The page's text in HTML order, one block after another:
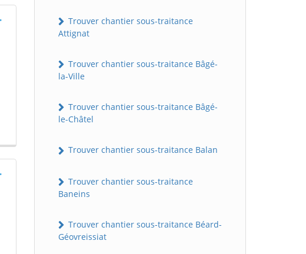
Trouver chantier sous-traitance
Attignat
Trouver chantier sous-traitance Bâgé-
la-Ville
Trouver chantier sous-traitance Bâgé-
le-Châtel
Trouver chantier sous-traitance Balan
Trouver chantier sous-traitance
Baneins
Trouver chantier sous-traitance Béard-
Géovreissiat